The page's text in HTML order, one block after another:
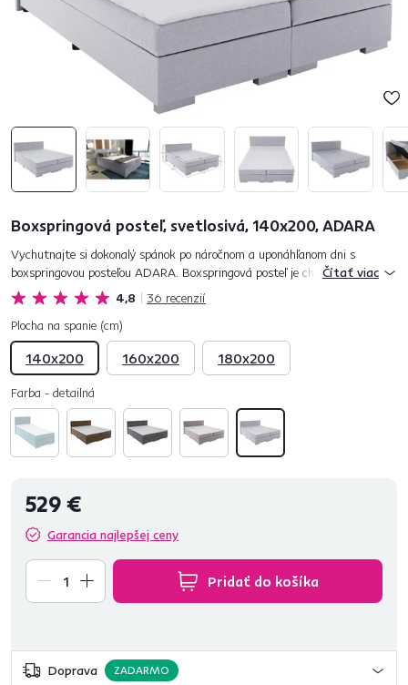
Boxspringová posteľ, svetlosivá, 140x200, ADARA
4,8 36 recenzií
Vychutnajte si dokonalý spánok po náročnom a uponáhľanom dni s
boxspringovou posteľou ADARA. Boxspringová posteľ je charakteristická
svojím vyšším spaním, čo uľahčuje vstávanie a líhanie do postele....
Čítať viac
Plocha na spanie (cm)
140x200 160x200 180x200
Farba - detailná
529 €
Garancia najlepšej ceny
Pridať do košíka
Doprava ZADARMO